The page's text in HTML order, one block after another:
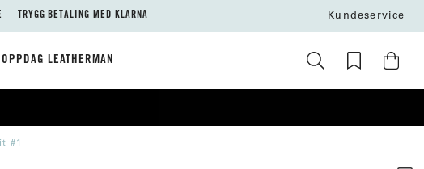
TRYGG BETALING MED KLARNA Kundeservice
OPPDAG LEATHERMAN
#1